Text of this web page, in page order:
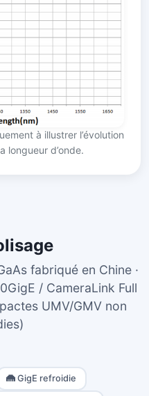
à illustrer l’évolution
longueur d’onde.
fabriqué en Chine ·
/ CameraLink Full
UMV/GMV non
GigE refroidie